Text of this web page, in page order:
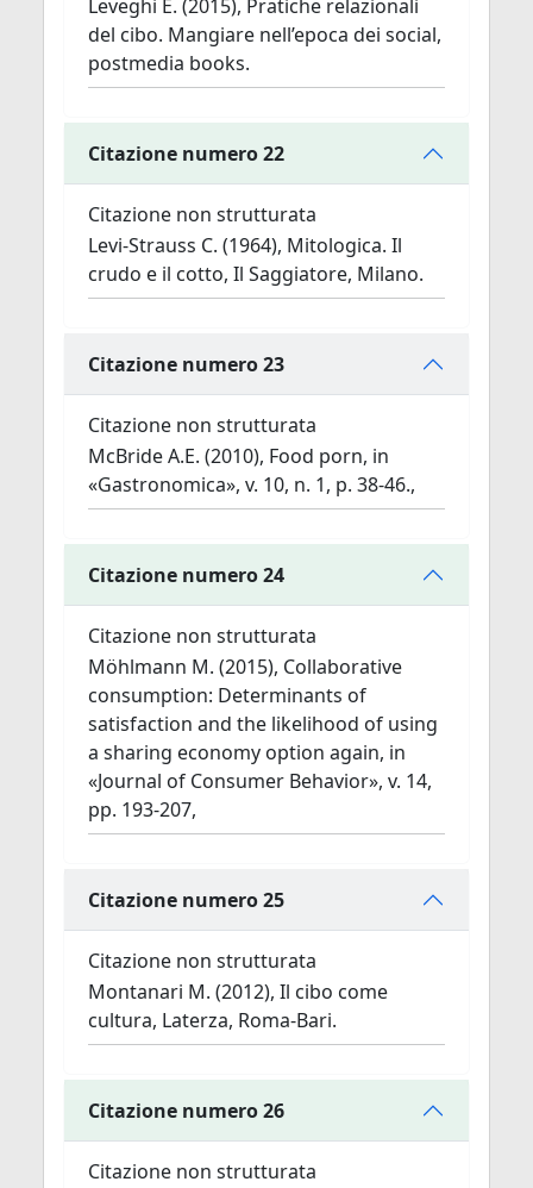
Leveghi E. (2015), Pratiche relazionali
del cibo. Mangiare nell’epoca dei social,
postmedia books.
Citazione numero 22
Citazione non strutturata
Levi-Strauss C. (1964), Mitologica. Il
crudo e il cotto, Il Saggiatore, Milano.
Citazione numero 23
Citazione non strutturata
McBride A.E. (2010), Food porn, in
«Gastronomica», v. 10, n. 1, p. 38-46.,
Citazione numero 24
Citazione non strutturata
Möhlmann M. (2015), Collaborative
consumption: Determinants of
satisfaction and the likelihood of using
a sharing economy option again, in
«Journal of Consumer Behavior», v. 14,
pp. 193-207,
Citazione numero 25
Citazione non strutturata
Montanari M. (2012), Il cibo come
cultura, Laterza, Roma-Bari.
Citazione numero 26
Citazione non strutturata